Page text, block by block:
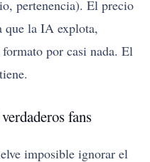
pertenencia). El precio
que la IA explota,
por casi nada. El
fans
imposible ignorar el